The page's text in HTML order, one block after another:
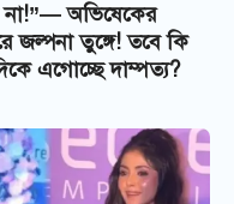
না!”— অভিষেকের
জল্পনা তুঙ্গে! তবে কি
এগোচ্ছে দাম্পত্য?